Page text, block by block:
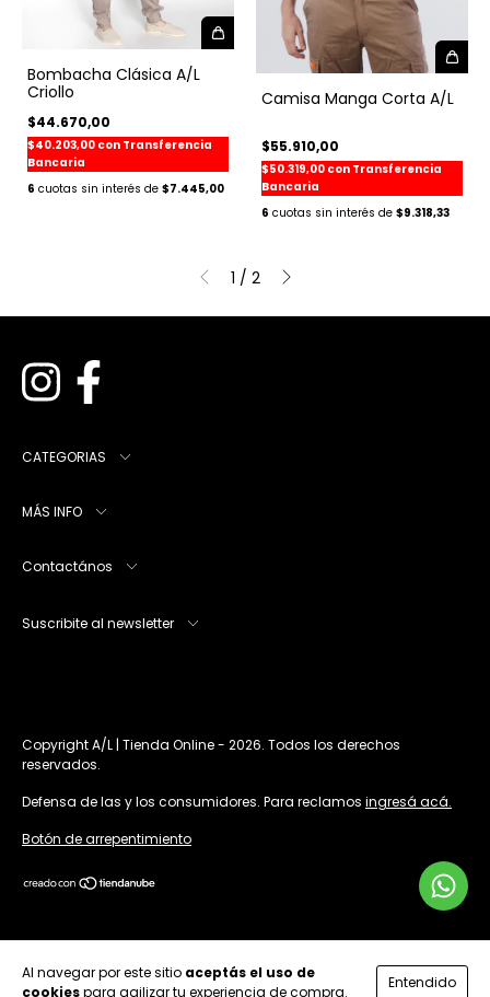
Al navegar por este sitio aceptás el uso de
cookiespara agilizar tu experiencia de compra.
Entendido
Bombacha Clásica A/L
Criollo
$44.670,00
$40.203,00 con Transferencia
Bancaria
6
$7.445,00
Camisa Manga Corta A/L
$55.910,00
$50.319,00 con Transferencia
Bancaria
6
$9.318,33
1 / 2
CATEGORIAS
MÁS INFO
Contactános
Suscribite al newsletter
Copyright A/L | Tienda Online - 2026. Todos los derechos
reservados.
Defensa de las y los consumidores. Para reclamos ingresá acá.
Botón de arrepentimiento